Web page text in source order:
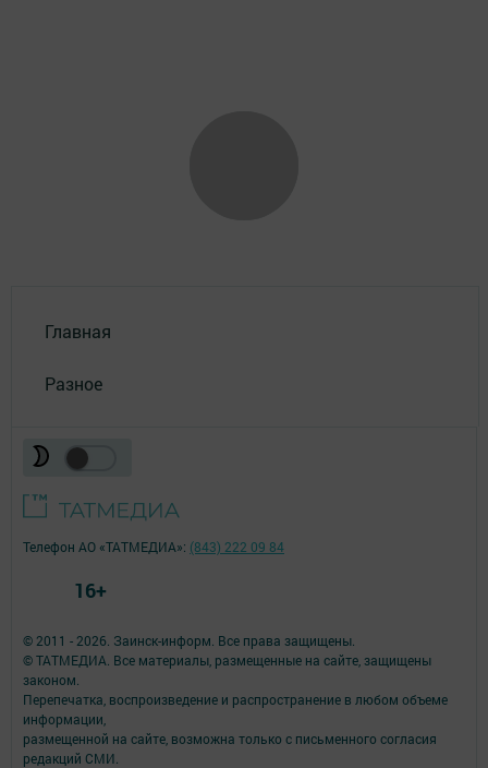
Главная
Разное
© 2011 - 2026. Заинск-информ. Все права защищены.
© ТАТМЕДИА. Все материалы, размещенные на сайте, защищены
законом.
Перепечатка, воспроизведение и распространение в любом объеме
информации,
размещенной на сайте, возможна только с письменного согласия
редакций СМИ.
Телефон АО «ТАТМЕДИА»: (843) 222 09 84
16+